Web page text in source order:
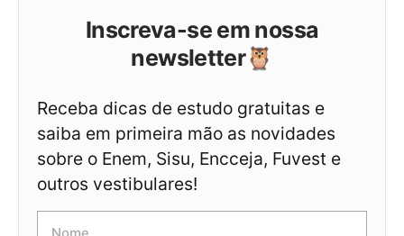
Inscreva-se em nossa
newsletter🦉
Receba dicas de estudo gratuitas e
saiba em primeira mão as novidades
sobre o Enem, Sisu, Encceja, Fuvest e
outros vestibulares!